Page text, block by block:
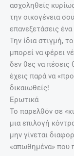
ασχοληθείς
την οικογένεια
επανεξετάσεις
Την ίδια στιγμή,
μπορεί να φέρει
δεν θες να πέσεις
έχεις παρά να
δικαιωθείς!
Ερωτικά
Το παρελθόν σε
μια επιλογή
μην γίνεται
«απωθημένα» που